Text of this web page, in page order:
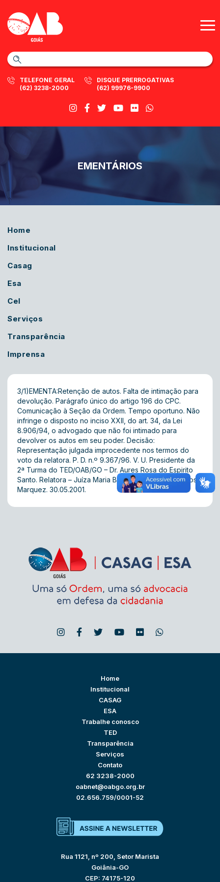
TELEFONE GERAL
(62) 3238-2000
DISQUE PRERROGATIVAS
(62) 99976-9900
EMENTÁRIOS
Home
Institucional
Casag
Esa
Cel
Serviços
Transparência
Imprensa
3/1)EMENTA:Retenção de autos. Falta de intimação para
devolução. Parágrafo único do artigo 196 do CPC.
Comunicação à Seção da Ordem. Tempo oportuno. Não
infringe o disposto no inciso XXII, do art. 34, da Lei
8.906/94, o advogado que não foi intimado para
devolver os autos em seu poder. Decisão:
Representação julgada improcedente nos termos do
voto da relatora. P. D. n.º 9.367/96. V. U. Presidente da
2ª Turma do TED/OAB/GO – Dr. Aures Rosa do Espirito
Santo. Relatora – Juíza Maria Bernadete Oliveira Bastos
Marquez. 30.05.2001.
Home
Institucional
CASAG
ESA
Trabalhe conosco
TED
Transparência
Serviços
Contato
62 3238-2000
oabnet@oabgo.org.br
02.656.759/0001-52
Rua 1121, nº 200, Setor Marista
Goiânia-GO
CEP: 74175-120